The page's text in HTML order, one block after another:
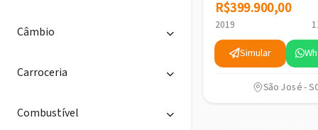
Câmbio
Carroceria
Combustível
R$399.900,00
R$399.900,00
2019
Simular
São José -